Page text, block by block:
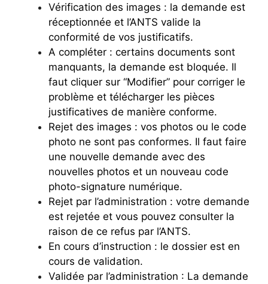
Vérification des images : la demande est
réceptionnée et l’ANTS valide la
conformité de vos justificatifs.
A compléter : certains documents sont
manquants, la demande est bloquée. Il
faut cliquer sur “Modifier” pour corriger le
problème et télécharger les pièces
justificatives de manière conforme.
Rejet des images : vos photos ou le code
photo ne sont pas conformes. Il faut faire
une nouvelle demande avec des
nouvelles photos et un nouveau code
photo-signature numérique.
Rejet par l’administration : votre demande
est rejetée et vous pouvez consulter la
raison de ce refus par l’ANTS.
En cours d’instruction : le dossier est en
cours de validation.
Validée par l’administration : La demande